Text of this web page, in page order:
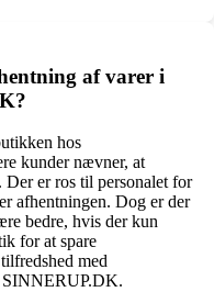
af varer i
hos
kunder nævner, at
er ros til personalet for
afhentningen. Dog er der
bedre, hvis der kun
for at spare
med
SINNERUP.DK.